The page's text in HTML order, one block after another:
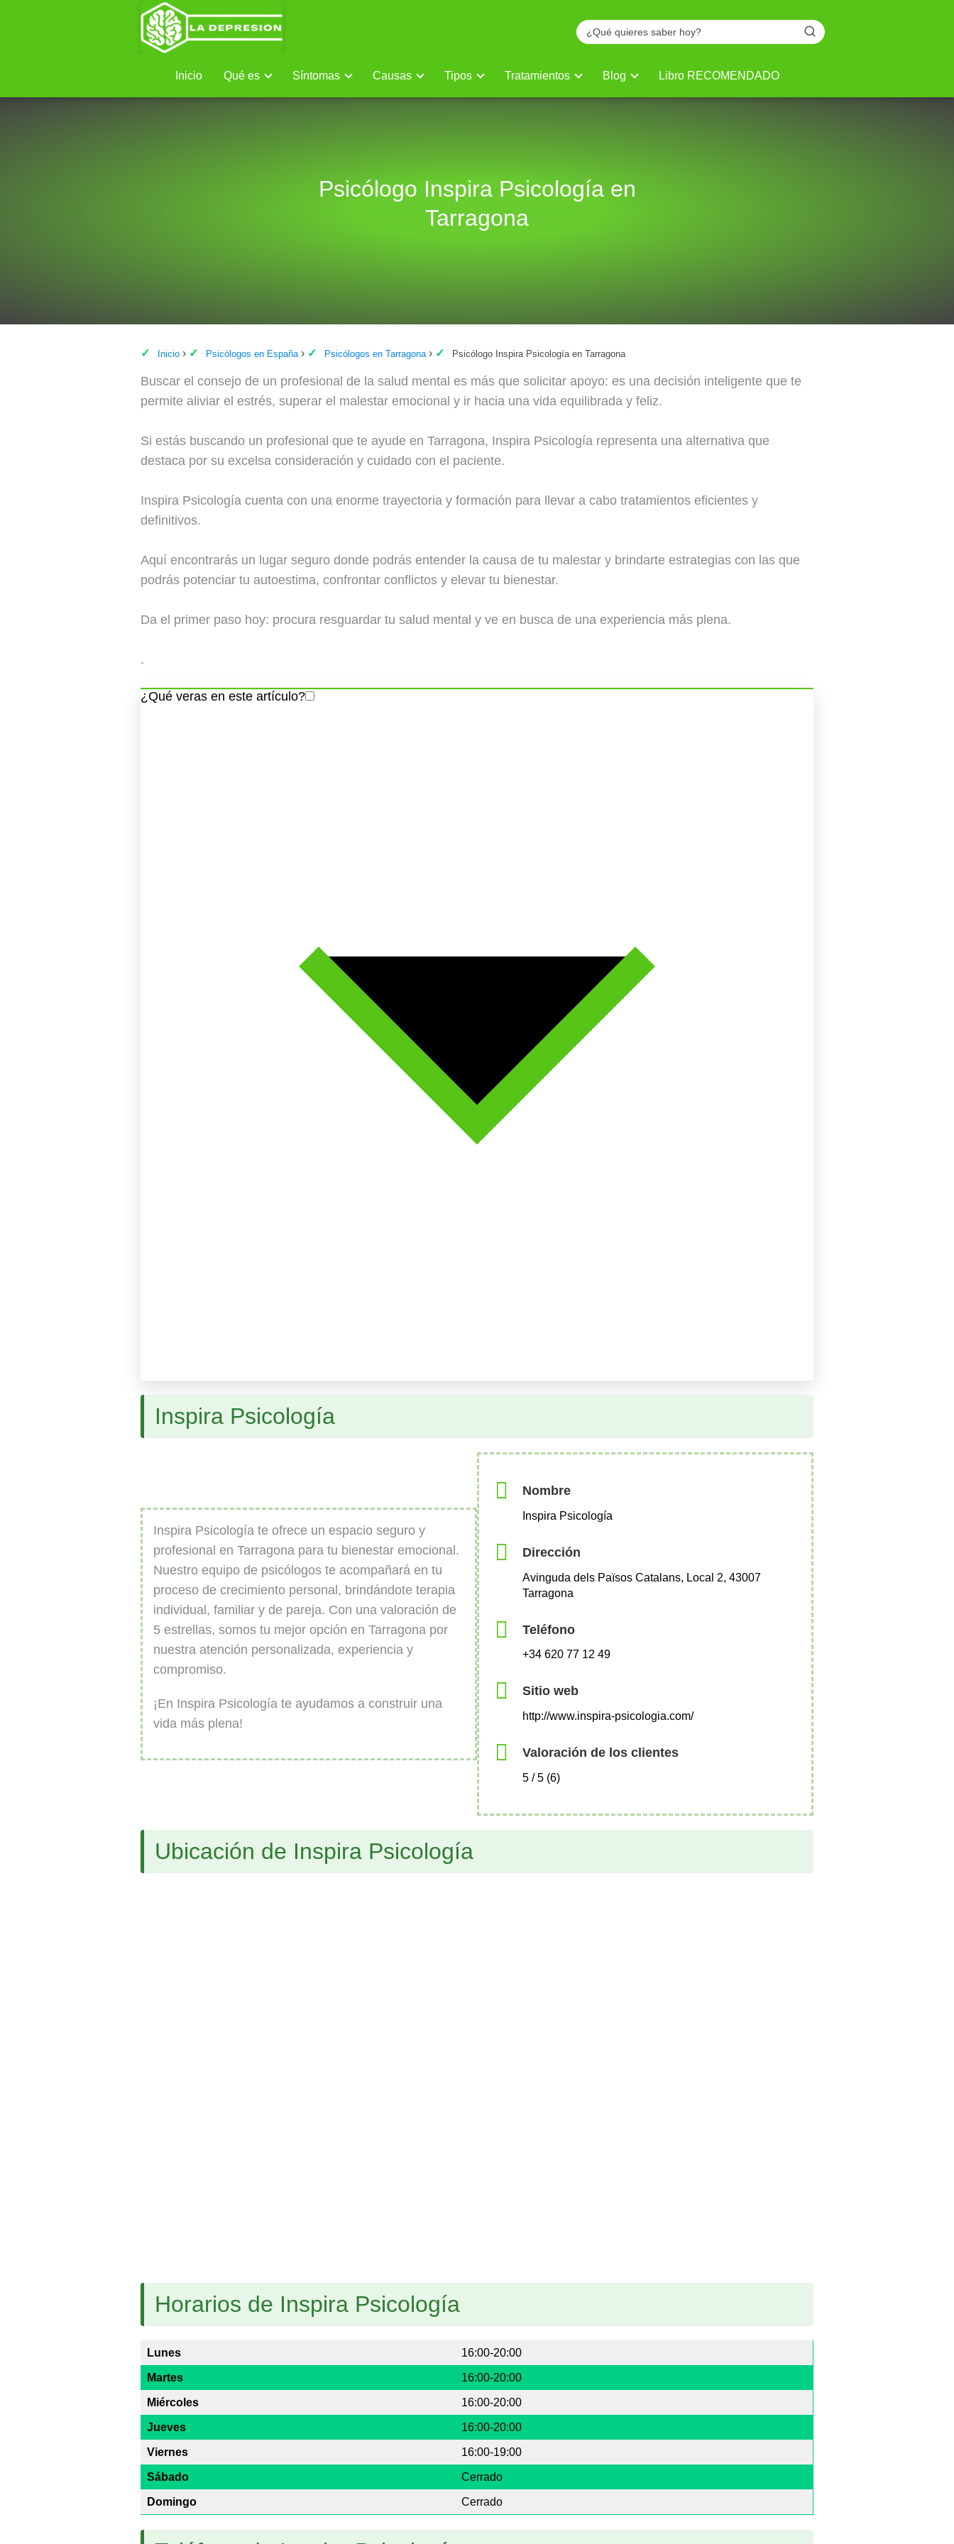
Inicio Qué es Síntomas Causas Tipos Tratamientos Blog Libro RECOMENDADO
Psicólogo Inspira Psicología en
Tarragona
Inicio Psicólogos en España Psicólogos en Tarragona Psicólogo Inspira Psicología en Tarragona
Buscar el consejo de un profesional de la salud mental es más que solicitar apoyo: es una decisión inteligente que te
permite aliviar el estrés, superar el malestar emocional y ir hacia una vida equilibrada y feliz.
Si estás buscando un profesional que te ayude en Tarragona, Inspira Psicología representa una alternativa que
destaca por su excelsa consideración y cuidado con el paciente.
Inspira Psicología cuenta con una enorme trayectoria y formación para llevar a cabo tratamientos eficientes y
definitivos.
Aquí encontrarás un lugar seguro donde podrás entender la causa de tu malestar y brindarte estrategias con las que
podrás potenciar tu autoestima, confrontar conflictos y elevar tu bienestar.
Da el primer paso hoy: procura resguardar tu salud mental y ve en busca de una experiencia más plena.
.
¿Qué veras en este artículo?
Inspira Psicología
Inspira Psicología te ofrece un espacio seguro y
profesional en Tarragona para tu bienestar emocional.
Nuestro equipo de psicólogos te acompañará en tu
proceso de crecimiento personal, brindándote terapia
individual, familiar y de pareja. Con una valoración de
5 estrellas, somos tu mejor opción en Tarragona por
nuestra atención personalizada, experiencia y
compromiso.
¡En Inspira Psicología te ayudamos a construir una
vida más plena!
Nombre
Inspira Psicología
Dirección
Avinguda dels Països Catalans, Local 2, 43007
Tarragona
Teléfono
+34 620 77 12 49
Sitio web
http://www.inspira-psicologia.com/
Valoración de los clientes
5 / 5 (6)
Ubicación de Inspira Psicología
Horarios de Inspira Psicología
Lunes 16:00-20:00
Martes 16:00-20:00
Miércoles 16:00-20:00
Jueves 16:00-20:00
Viernes 16:00-19:00
Sábado Cerrado
Domingo Cerrado